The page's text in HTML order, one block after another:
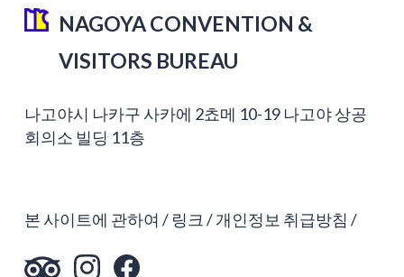
NAGOYA CONVENTION &
VISITORS BUREAU
나고야시 나카구 사카에 2쵸메 10-19 나고야 상공
회의소 빌딩 11층
본 사이트에 관하여 링크 개인정보 취급방침